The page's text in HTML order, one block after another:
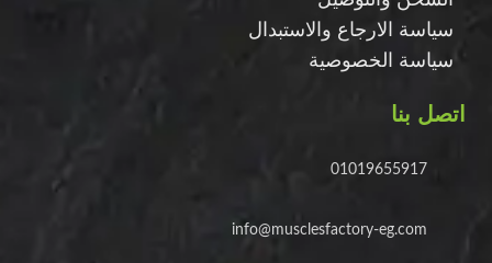
سياسة الارجاع والاستبدال
سياسة الخصوصية
اتصل بنا
01019655917
info@musclesfactory-eg.com